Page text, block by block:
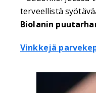
terveellistä
Biolanin
Vinkkejä